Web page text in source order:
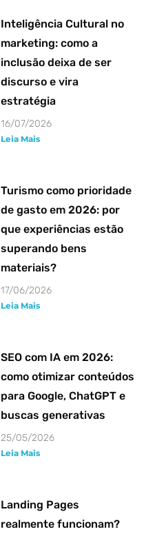
Inteligência Cultural no
marketing: como a
inclusão deixa de ser
discurso e vira
estratégia
16/07/2026
Leia Mais
Turismo como prioridade
de gasto em 2026: por
que experiências estão
superando bens
materiais?
17/06/2026
Leia Mais
SEO com IA em 2026:
como otimizar conteúdos
para Google, ChatGPT e
buscas generativas
25/05/2026
Leia Mais
Landing Pages
realmente funcionam?